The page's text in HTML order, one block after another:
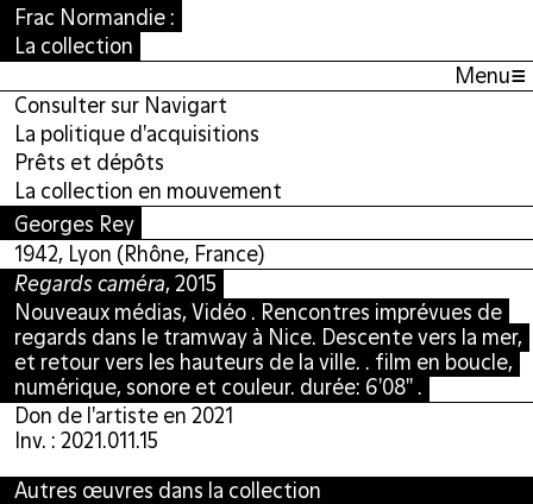
Frac Normandie :
La collection
Menu≡
Consulter sur Navigart
La politique d'acquisitions
Prêts et dépôts
La collection en mouvement
Georges Rey
1942, Lyon (Rhône, France)
Regards caméra, 2015
Nouveaux médias, Vidéo . Rencontres imprévues de
regards dans le tramway à Nice. Descente vers la mer,
et retour vers les hauteurs de la ville. . film en boucle,
numérique, sonore et couleur. durée: 6'08'' .
Don de l'artiste en 2021
Inv. : 2021.011.15
Autres œuvres dans la collection